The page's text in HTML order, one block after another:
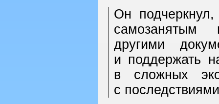
Он
самозанятым
другими
и поддержать
в сложных
с